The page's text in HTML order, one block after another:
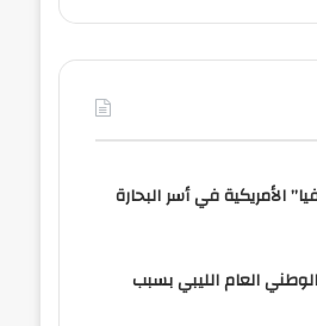
الأمريكية في أسر البحارة
العام الليبي بسبب